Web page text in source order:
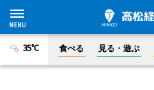
35°C 食べる 見る・遊ぶ